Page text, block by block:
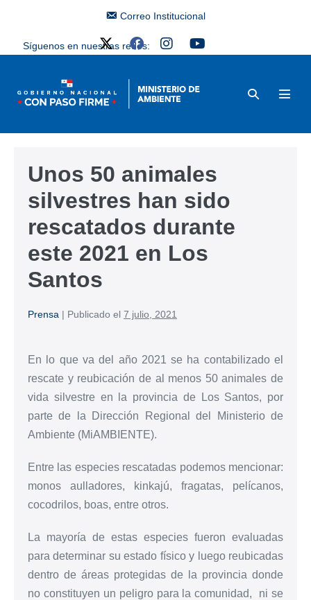
Correo Institucional
Síguenos en nuestras redes:
Unos 50 animales
silvestres han sido
rescatados durante
este 2021 en Los
Santos
Prensa | Publicado el 7 julio, 2021
En lo que va del año 2021 se ha contabilizado el
rescate y reubicación de al menos 50 animales de
vida silvestre en la provincia de Los Santos, por
parte de la Dirección Regional del Ministerio de
Ambiente (MiAMBIENTE).
Entre las especies rescatadas podemos mencionar:
monos aulladores, kinkajú, fragatas, pelícanos,
cocodrilos, boas, entre otros.
La mayoría de estas especies fueron evaluadas
para determinar su estado físico y luego reubicadas
dentro de áreas protegidas de la provincia donde
no constituyen un peligro para la comunidad, ni se